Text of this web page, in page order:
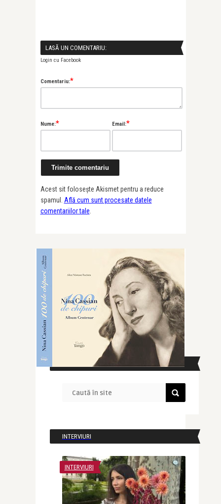
LASĂ UN COMENTARIU:
Login cu Facebook
Comentariu:*
Nume:* Email:*
Acest sit folosește Akismet pentru a reduce
spamul. Află cum sunt procesate datele
comentariilor tale
CAUTĂ ÎN SITE
INTERVIURI
INTERVIURI